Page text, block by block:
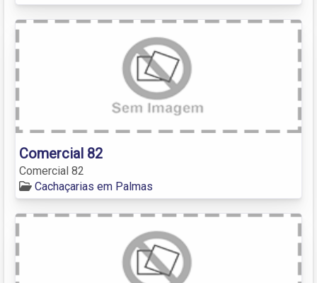
Comercial 82
Comercial 82
Cachaçarias em Palmas